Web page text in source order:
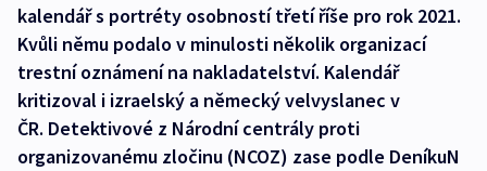
kalendář s portréty osobností třetí říše pro rok 2021.
Kvůli němu podalo v minulosti několik organizací
trestní oznámení na nakladatelství. Kalendář
kritizoval i izraelský a německý velvyslanec v
ČR. Detektivové z Národní centrály proti
organizovanému zločinu (NCOZ) zase podle DeníkuN